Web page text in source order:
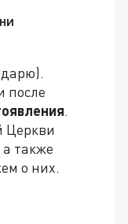
после
.
Церкви
также
о них.